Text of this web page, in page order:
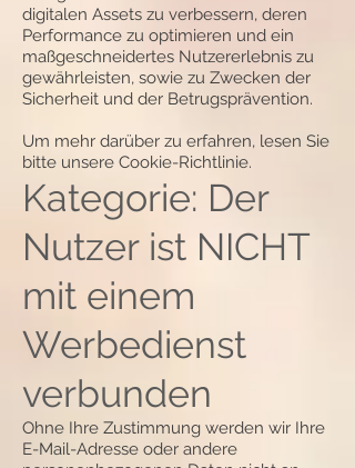
digitalen Assets zu verbessern, deren
Performance zu optimieren und ein
maßgeschneidertes Nutzererlebnis zu
gewährleisten, sowie zu Zwecken der
Sicherheit und der Betrugsprävention.
Um mehr darüber zu erfahren, lesen Sie
bitte unsere Cookie-Richtlinie.
Kategorie: Der
Nutzer ist NICHT
mit einem
Werbedienst
verbunden
Ohne Ihre Zustimmung werden wir Ihre
E-Mail-Adresse oder andere